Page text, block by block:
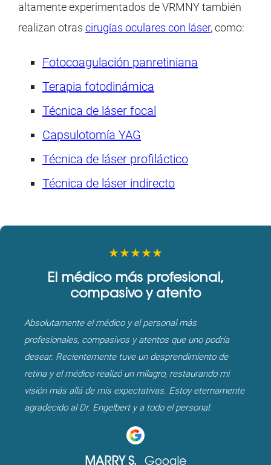
altamente experimentados de VRMNY también
realizan otras cirugías oculares con láser, como:
Fotocoagulación panretiniana
Terapia fotodinámica
Técnica de láser focal
Capsulotomía YAG
Técnica de láser profiláctico
Técnica de láser indirecto
★★★★★
El médico más profesional,
compasivo y atento
Absolutamente el médico y el personal más
profesionales, compasivos y atentos que uno podría
desear. Recientemente tuve un desprendimiento de
retina y el médico realizó un milagro, restaurando mi
visión más allá de mis expectativas. Estoy eternamente
agradecido al Dr. Engelbert y a todo el personal.
MARRY S. Google